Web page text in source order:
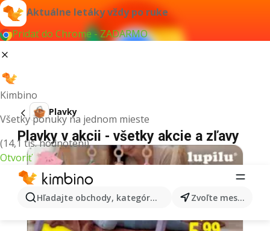
Aktuálne letáky vždy po ruke
Pridať do Chrome - ZADARMO
Kimbino
Všetky ponuky na jednom mieste
(14,1 tis. hodnotení)
Otvoriť
Hľadajte obchody, kategórie, produkty... Zvoľte mesto
Plavky
Plavky v akcii - všetky akcie a zľavy